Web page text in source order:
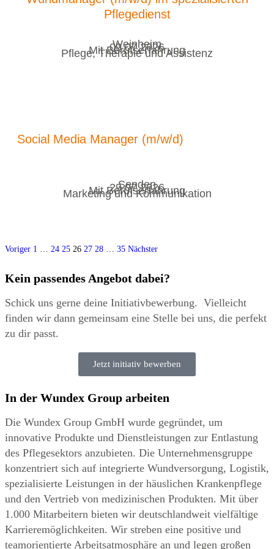
Pflegedienst
Weinheim
09.07.2026
Mit Berufserfahrung
Pflege, Therapie und Assistenz
Social Media Manager (m/w/d)
Senden
29.07.2026
Mit Berufserfahrung
Marketing und Kommunikation
Voriger 1 … 24 25 26 27 28 … 35 Nächster
Kein passendes Angebot dabei?
Schick uns gerne deine Initiativbewerbung. Vielleicht
finden wir dann gemeinsam eine Stelle bei uns, die perfekt
zu dir passt.
Jetzt initiativ bewerben
In der Wundex Group arbeiten
Die Wundex Group GmbH wurde gegründet, um
innovative Produkte und Dienstleistungen zur Entlastung
des Pflegesektors anzubieten. Die Unternehmensgruppe
konzentriert sich auf integrierte Wundversorgung, Logistik,
spezialisierte Leistungen in der häuslichen Krankenpflege
und den Vertrieb von medizinischen Produkten. Mit über
1.000 Mitarbeitern bieten wir deutschlandweit vielfältige
Karrieremöglichkeiten. Wir streben eine positive und
teamorientierte Arbeitsatmosphäre an und legen großen